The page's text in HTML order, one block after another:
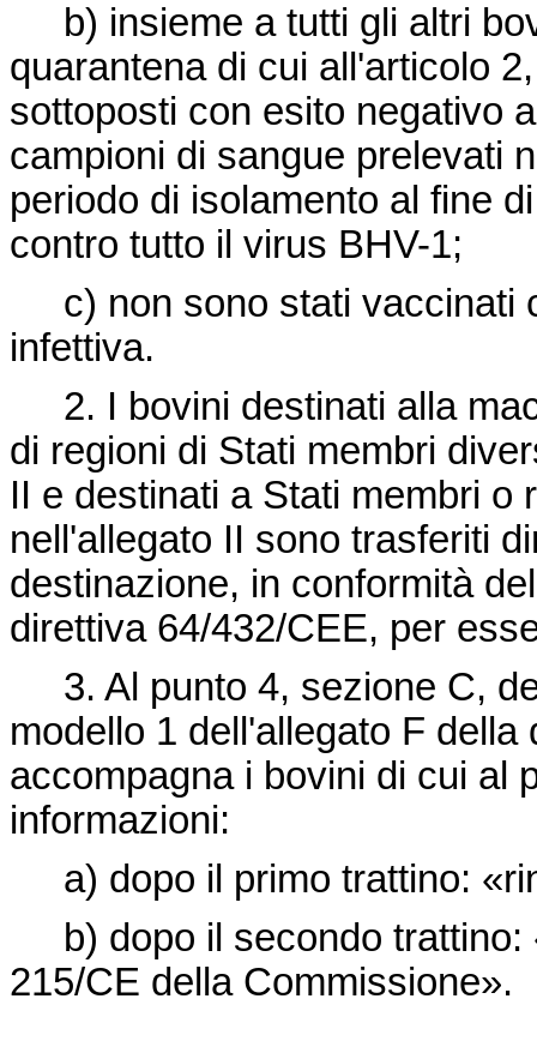
b) insieme a tutti gli altri
quarantena di cui all'articolo
sottoposti con esito negativo
campioni di sangue prelevati
periodo di isolamento al fine
contro tutto il virus BHV-1;
c) non sono stati vaccinati
infettiva.
2. I bovini destinati alla
di regioni di Stati membri
II e destinati a Stati membri o
nell'allegato II sono trasferiti
destinazione, in conformità
direttiva 64/432/CEE, per
3. Al punto 4, sezione C,
modello 1 dell'allegato F della
accompagna i bovini di cui al
informazioni:
a) dopo il primo trattino:
b) dopo il secondo trattino:
215/CE della Commissione».